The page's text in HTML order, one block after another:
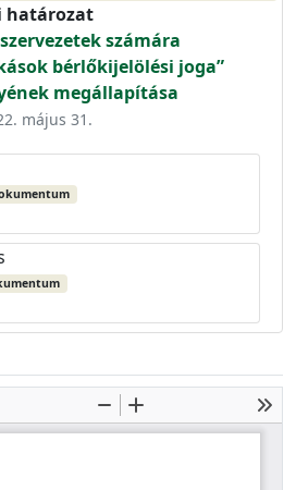
határozat
számára
bérlőkijelölési joga”
megállapítása
május 31.